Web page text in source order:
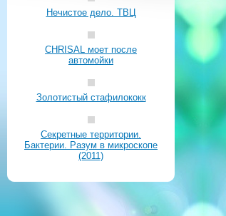
Нечистое дело. ТВЦ
CHRISAL моет после
автомойки
Золотистый стафилококк
Секретные территории.
Бактерии. Разум в микроскопе
(2011)